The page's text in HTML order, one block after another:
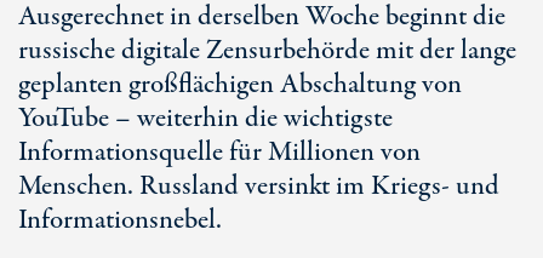
Ausgerechnet in derselben Woche beginnt die
russische digitale Zensurbehörde mit der lange
geplanten großflächigen Abschaltung von
YouTube – weiterhin die wichtigste
Informationsquelle für Millionen von
Menschen. Russland versinkt im Kriegs- und
Informationsnebel.